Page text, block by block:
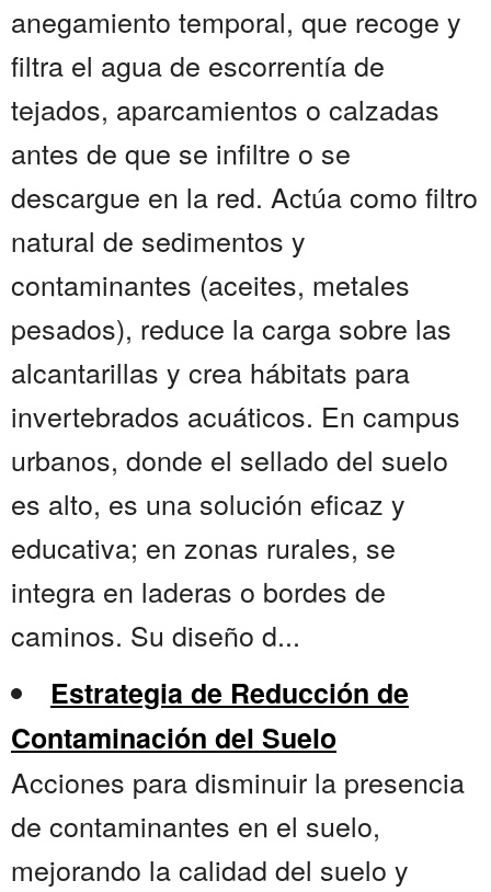
anegamiento temporal, que recoge y
filtra el agua de escorrentía de
tejados, aparcamientos o calzadas
antes de que se infiltre o se
descargue en la red. Actúa como filtro
natural de sedimentos y
contaminantes (aceites, metales
pesados), reduce la carga sobre las
alcantarillas y crea hábitats para
invertebrados acuáticos. En campus
urbanos, donde el sellado del suelo
es alto, es una solución eficaz y
educativa; en zonas rurales, se
integra en laderas o bordes de
caminos. Su diseño d...
Estrategia de Reducción de
Contaminación del Suelo
Acciones para disminuir la presencia
de contaminantes en el suelo,
mejorando la calidad del suelo y